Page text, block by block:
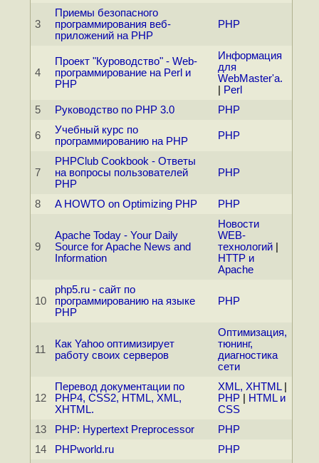
3
Приемы безопасного
программирования веб-
приложений на PHP
PHP
4
Проект "Куроводство" - Web-
программирование на Perl и
PHP
Информация
для
WebMaster'а.
Perl
5
Руководство по РНР 3.0 PHP
6
Учебный курс по
программированию на PHP
PHP
7
PHPClub Cookbook - Ответы
на вопросы пользователей
PHP
PHP
8 A HOWTO on Optimizing PHP PHP
9
Apache Today - Your Daily
Source for Apache News and
Information
Новости
WEB-
технологий
HTTP и
Apache
10
php5.ru - сайт по
программированию на языке
PHP
PHP
11
Как Yahoo оптимизирует
работу своих серверов
Оптимизация,
тюнинг,
диагностика
сети
12
Перевод документации по
PHP4, CSS2, HTML, XML,
XHTML.
XML, XHTML|
PHP
HTML и
CSS
13
PHP: Hypertext Preprocessor
PHP
14
PHPworld.ru PHP